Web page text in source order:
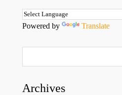
Powered by Translate
Archives